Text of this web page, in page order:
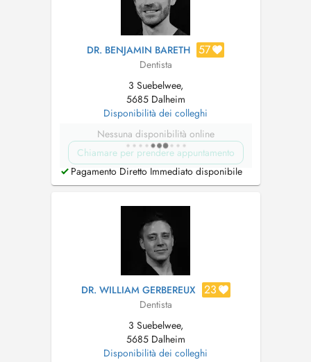
DR. BENJAMIN BARETH 57
Dentista
3 Suebelwee,
5685 Dalheim
Disponibilità dei colleghi
Nessuna disponibilità online
Chiamare per prendere appuntamento
Pagamento Diretto Immediato disponibile
DR. WILLIAM GERBEREUX 23
Dentista
3 Suebelwee,
5685 Dalheim
Disponibilità dei colleghi